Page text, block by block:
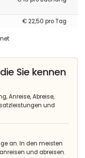
:
ingericht.
op de zee.
zeer rustige
roepen het beeld op
gelegen t.o.v. het
eingerichtet. Superb
Paradies auf
€ 22,50 pro Tag
Sie kennen
Anreise, Abreise,
und
an. In den meisten
und abreisen.